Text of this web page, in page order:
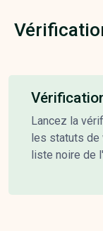
Lancez la
les statuts de
liste noire de